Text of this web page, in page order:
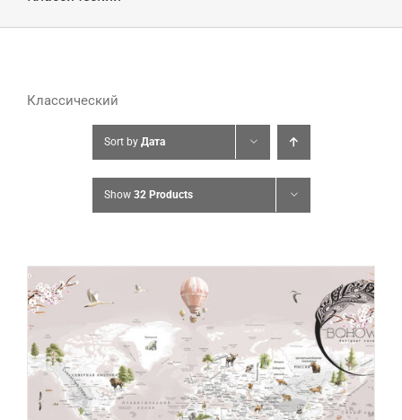
Классический
Sort by Дата
Show 32 Products